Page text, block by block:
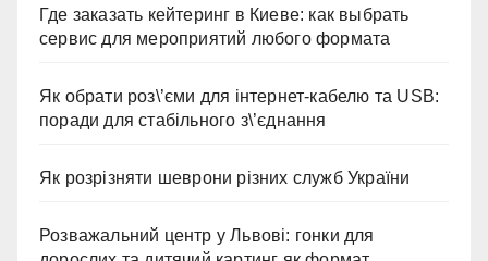
Где заказать кейтеринг в Киеве: как выбрать
сервис для мероприятий любого формата
Як обрати роз\’єми для інтернет-кабелю та USB:
поради для стабільного з\’єднання
Як розрізняти шеврони різних служб України
Розважальний центр у Львові: гонки для